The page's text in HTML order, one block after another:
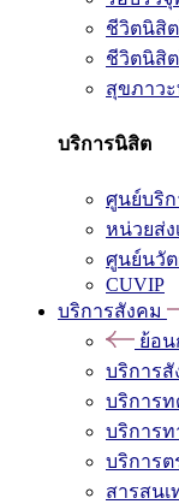
ชีวิตนิสิ
ชีวิตนิสิ
สุขภาว
บริการนิสิต
ศูนย์บริ
หน่วยส่
ศูนย์นวัต
CUVIP
บริการสังคม
ย้อ
บริการสั
บริการ
บริการ
บริการ
สารสน